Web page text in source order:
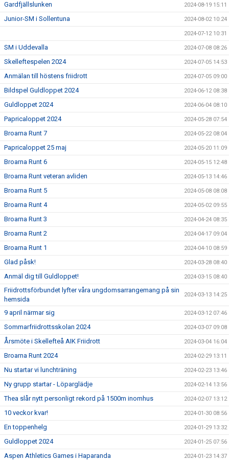
Gardfjällslunken 2024-08-19 15:11
Junior-SM i Sollentuna 2024-08-02 10:24
2024-07-12 10:31
SM i Uddevalla 2024-07-08 08:26
Skelleftespelen 2024 2024-07-05 14:53
Anmälan till höstens friidrott 2024-07-05 09:00
Bildspel Guldloppet 2024 2024-06-12 08:38
Guldloppet 2024 2024-06-04 08:10
Papricaloppet 2024 2024-05-28 07:54
Broarna Runt 7 2024-05-22 08:04
Papricaloppet 25 maj 2024-05-20 11:09
Broarna Runt 6 2024-05-15 12:48
Broarna Runt veteran avliden 2024-05-13 14:46
Broarna Runt 5 2024-05-08 08:08
Broarna Runt 4 2024-05-02 09:55
Broarna Runt 3 2024-04-24 08:35
Broarna Runt 2 2024-04-17 09:04
Broarna Runt 1 2024-04-10 08:59
Glad påsk! 2024-03-28 08:40
Anmäl dig till Guldloppet! 2024-03-15 08:40
Friidrottsförbundet lyfter våra ungdomsarrangemang på sin
hemsida
2024-03-13 14:25
9 april närmar sig 2024-03-12 07:46
Sommarfriidrottsskolan 2024 2024-03-07 09:08
Årsmöte i Skellefteå AIK Friidrott 2024-03-04 16:04
Broarna Runt 2024 2024-02-29 13:11
Nu startar vi lunchträning 2024-02-23 13:46
Ny grupp startar - Löparglädje 2024-02-14 13:56
Thea slår nytt personligt rekord på 1500m inomhus 2024-02-07 13:12
10 veckor kvar! 2024-01-30 08:56
En toppenhelg 2024-01-29 13:32
Guldloppet 2024 2024-01-25 07:56
Aspen Athletics Games i Haparanda 2024-01-23 14:37